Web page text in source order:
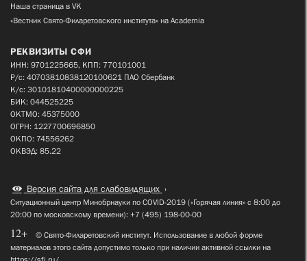
Наша страница в VK
«Вестник Свято-Филаретовского института» на Academia
РЕКВИЗИТЫ СФИ
ИНН: 9701225665, КПП: 770101001
Р/с: 40703810838120100621 ПАО Сбербанк
К/с: 30101810400000000225
БИК: 044525225
ОКТМО: 45375000
ОГРН: 1227700696850
ОКПО: 74556262
ОКВЭД: 85.22
Версия сайта для слабовидящих
Ситуационный центр Минобрнауки по COVID-2019 («Горячая линия» с 8:00 до
20:00 по московскому времени): +7 (495) 198-00-00
12+
© Свято-Филаретовский институт. Использование в любой форме
материалов этого сайта допустимо только при наличии активной ссылки на